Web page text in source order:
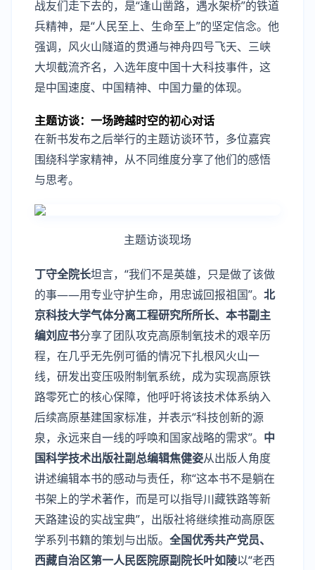
战友们走下去的，是“逢山凿路，遇水架桥”的铁道
兵精神，是“人民至上、生命至上”的坚定信念。他
强调，风火山隧道的贯通与神舟四号飞天、三峡
大坝截流齐名，入选年度中国十大科技事件，这
是中国速度、中国精神、中国力量的体现。
主题访谈：一场跨越时空的初心对话
在新书发布之后举行的主题访谈环节，多位嘉宾
围绕科学家精神，从不同维度分享了他们的感悟
与思考。
主题访谈现场
丁守全院长坦言，“我们不是英雄，只是做了该做
的事——用专业守护生命，用忠诚回报祖国”。 北
京科技大学气体分离工程研究所所长、本书副主
编刘应书分享了团队攻克高原制氧技术的艰辛历
程，在几乎无先例可循的情况下扎根风火山一
线，研发出变压吸附制氧系统，成为实现高原铁
路零死亡的核心保障，他呼吁将该技术体系纳入
后续高原基建国家标准，并表示“科技创新的源
泉，永远来自一线的呼唤和国家战略的需求”。 中
国科学技术出版社副总编辑焦健姿从出版人角度
讲述编辑本书的感动与责任，称“这本书不是躺在
书架上的学术著作，而是可以指导川藏铁路等新
天路建设的实战宝典”，出版社将继续推动高原医
学系列书籍的策划与出版。 全国优秀共产党员、
西藏自治区第一人民医院原副院长叶如陵以“老西